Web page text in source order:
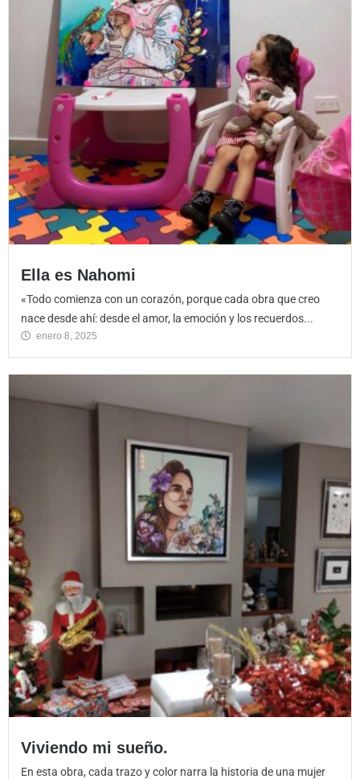
Ella es Nahomi
«Todo comienza con un corazón, porque cada obra que creo
nace desde ahí: desde el amor, la emoción y los recuerdos...
enero 8, 2025
Viviendo mi sueño.
En esta obra, cada trazo y color narra la historia de una mujer